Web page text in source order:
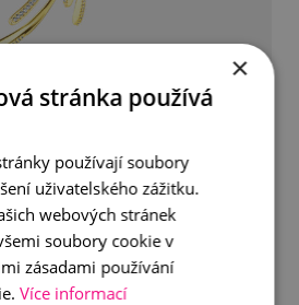
9 990 Kč
DO KOŠÍKU
×
stránka používá
používají soubory
uživatelského zážitku.
webových stránek
soubory cookie v
zásadami používání
Více informací